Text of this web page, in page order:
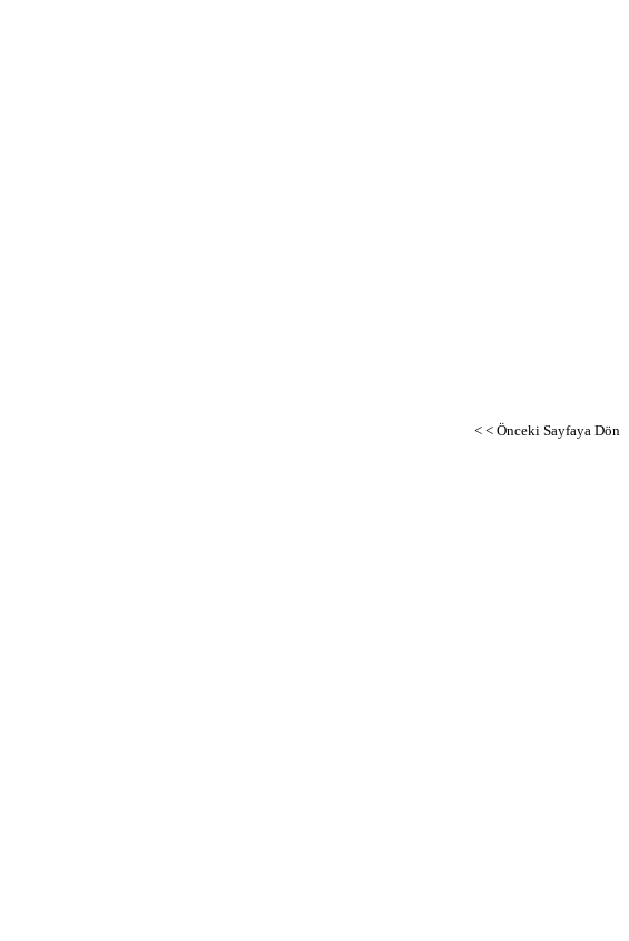
< < Önceki Sayfaya Dön